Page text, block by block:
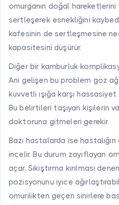
omurganın doğal hareketlerini
sertleşerek esnekliğini
kafesinin de sertleşmesine
kapasitesini düşürür.
Diğer bir kamburluk
Ani gelişen bu problem göz
kuvvetli ışığa karşı
Bu belirtileri taşıyan kişilerin
doktoruna gitmeleri gerekir.
Bazı hastalarda ise
incelir. Bu durum zayıflayan
açar. Sıkıştırma kırılması
pozisyonunu iyice
omurilikten geçen sinirlere